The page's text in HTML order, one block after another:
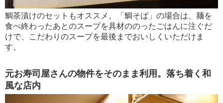
鯛茶漬けのセットもオススメ。「鯛そば」の場合は、麺を
食べ終わったあとのスープを具材ののったごはんに注ぐだ
けで、こだわりのスープを最後までおいしくいただけま
す。
元お寿司屋さんの物件をそのまま利用。落ち着く和
風な店内